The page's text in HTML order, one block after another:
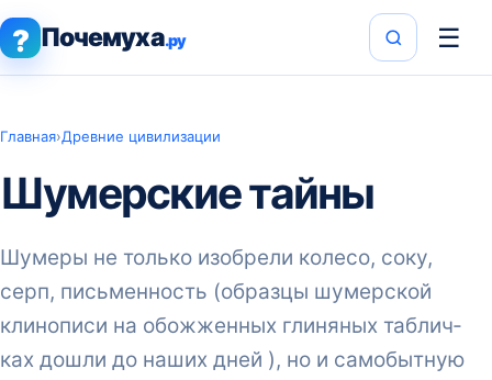
? Почемуха.ру ☰
Главная›Древние цивилизации
Шумерские тайны
Шумеры не только изобре­ли колесо, соку,
серп, письменность (образцы шу­мерской
клинописи на обожженных глиняных таблич­
ках дошли до наших дней ), но и самобытную